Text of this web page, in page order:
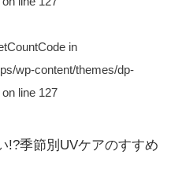
in
wp-content/themes/dp-
on line 127
!?季節別UVケアのすすめ